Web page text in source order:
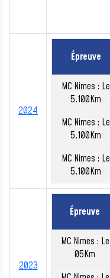
2024
Épreuve
MC Nimes : Le
5.100Km
MC Nimes : Le
5.100Km
MC Nimes : Le
5.100Km
2023
Épreuve
MC Nimes : Le
05Km